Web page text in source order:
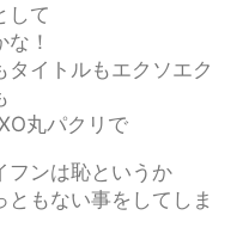
して
！
タイトルもエクソエク
丸パクリで
フンは恥というか
ともない事をしてしま